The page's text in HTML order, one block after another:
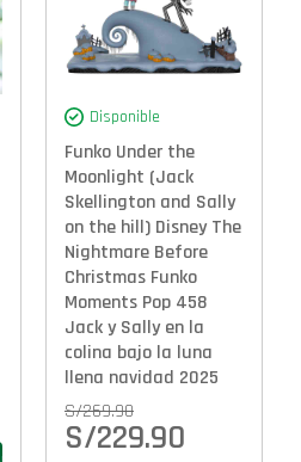
Disponible
Funko Under the
Moonlight (Jack
Skellington and Sally
on the hill) Disney The
Nightmare Before
Christmas Funko
Moments Pop 458
Jack y Sally en la
colina bajo la luna
llena navidad 2025
S/269.90
S/229.90